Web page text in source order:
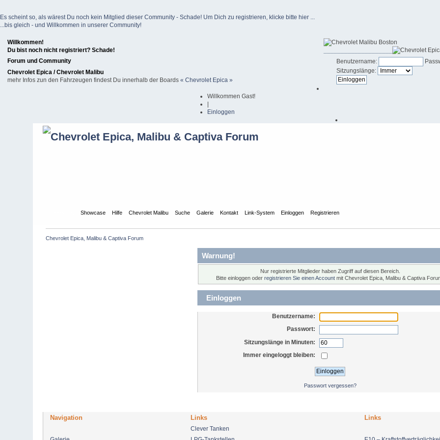
Es scheint so, als wärest Du noch kein Mitglied dieser Community - Schade! Um Dich zu registrieren, klicke bitte hier ...
...bis gleich - und Willkommen in unserer Community!
Willkommen!
Du bist noch nicht registriert? Schade!
Forum und Community
Chevrolet Epica / Chevrolet Malibu
mehr Infos zun den Fahrzeugen findest Du innerhalb der Boards « Chevrolet Epica »
Benutzername:
Sitzungslänge:
Willkommen Gast!
Einloggen
Showcase Hilfe Chevrolet Malibu Suche Galerie Kontakt Link-System Einloggen Registrieren
Chevrolet Epica, Malibu & Captiva Forum
Warnung!
Nur registrierte Mitglieder haben Zugriff auf diesen Bereich.
Bitte einloggen oder registrieren Sie einen Account mit Chevrolet Epica, Malibu & Captiva
Einloggen
Benutzername:
Passwort:
Sitzungslänge in Minuten:
Immer eingeloggt bleiben:
Passwort vergessen?
Navigation Links Links
Clever Tanken